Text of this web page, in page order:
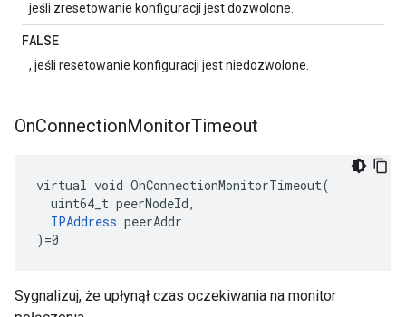
jeśli zresetowanie konfiguracji jest dozwolone.
FALSE
, jeśli resetowanie konfiguracji jest niedozwolone.
OnConnectionMonitorTimeout
virtual void OnConnectionMonitorTimeout(
  uint64_t peerNodeId,
IPAddress peerAddr
)=0
Sygnalizuj, że upłynął czas oczekiwania na monitor